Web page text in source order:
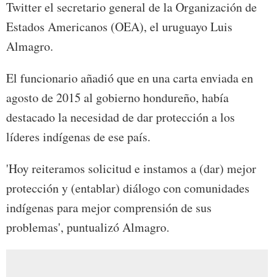
Twitter el secretario general de la Organización de
Estados Americanos (OEA), el uruguayo Luis
Almagro.
El funcionario añadió que en una carta enviada en
agosto de 2015 al gobierno hondureño, había
destacado la necesidad de dar protección a los
líderes indígenas de ese país.
'Hoy reiteramos solicitud e instamos a (dar) mejor
protección y (entablar) diálogo con comunidades
indígenas para mejor comprensión de sus
problemas', puntualizó Almagro.